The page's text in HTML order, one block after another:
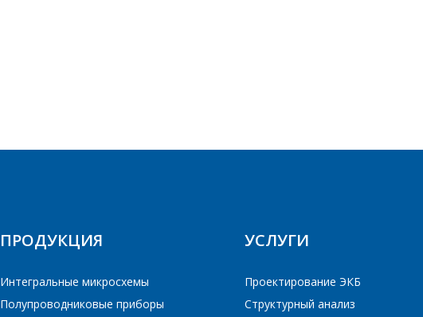
ПЕРЕЙТИ В КОРЗИНУ ПРОДОЛЖИТЬ ПОКУПКИ
ПЕРЕЙТИ В КОРЗИНУ ПРОДОЛЖИТЬ ПОКУПКИ
ПРОДУКЦИЯ
Интегральные микросхемы
Полупроводниковые приборы
УСЛУГИ
Проектирование ЭКБ
Структурный анализ
Я согласен на обработку персональных данных